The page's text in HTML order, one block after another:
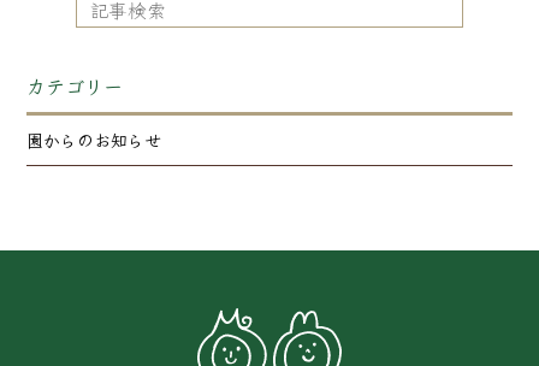
カテゴリー
園からのお知らせ